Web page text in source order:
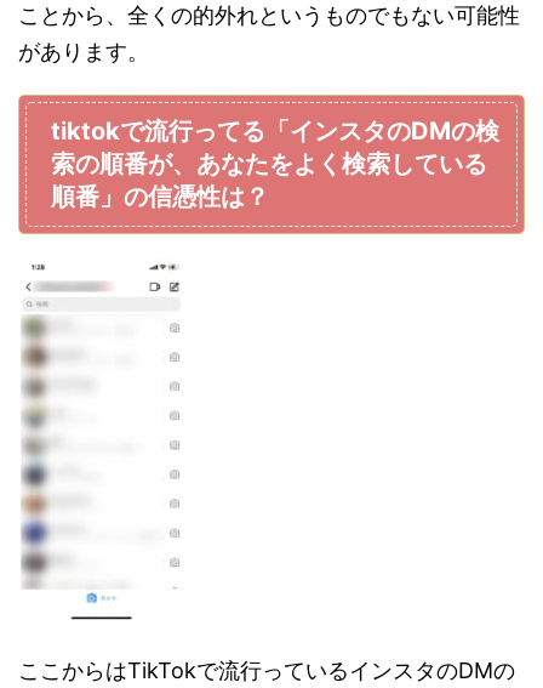
ことから、全くの的外れというものでもない可能性
があります。
tiktokで流行ってる「インスタのDMの検
索の順番が、あなたをよく検索している
順番」の信憑性は？
ここからはTikTokで流行っているインスタのDMの